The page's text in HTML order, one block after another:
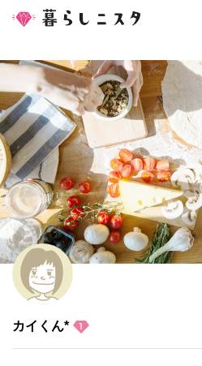
カイくん*